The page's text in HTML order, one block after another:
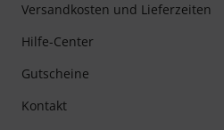
Versandkosten und Lieferzeiten
Hilfe-Center
Gutscheine
Kontakt